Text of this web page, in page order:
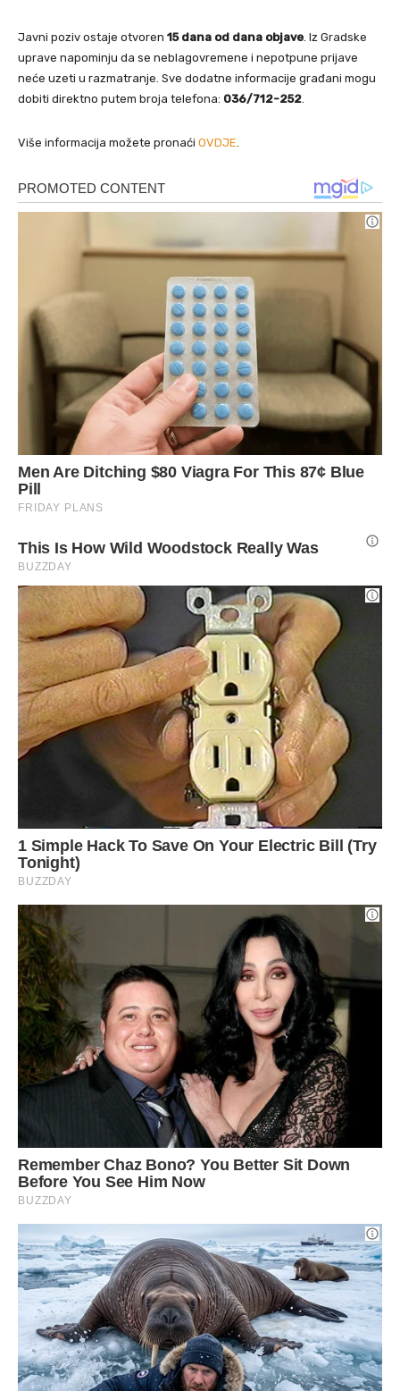
Javni poziv ostaje otvoren 15 dana od dana objave. Iz Gradske
uprave napominju da se neblagovremene i nepotpune prijave
neće uzeti u razmatranje. Sve dodatne informacije građani mogu
dobiti direktno putem broja telefona: 036/712-252.
Više informacija možete pronaći OVDJE.